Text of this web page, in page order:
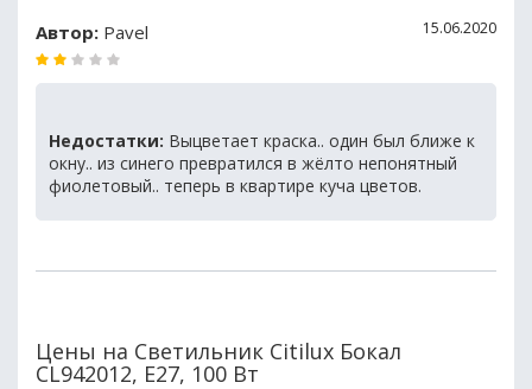
Автор: Pavel 15.06.2020
Недостатки: Выцветает краска.. один был ближе к
окну.. из синего превратился в жёлто непонятный
фиолетовый.. теперь в квартире куча цветов.
Цены на Светильник Citilux Бокал
CL942012, E27, 100 Вт